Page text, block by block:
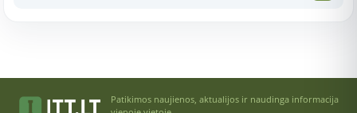
Patikimos naujienos, aktualijos ir naudinga informacija